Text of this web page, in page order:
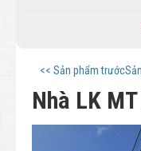
<< Sản phẩm trước
Nhà LK